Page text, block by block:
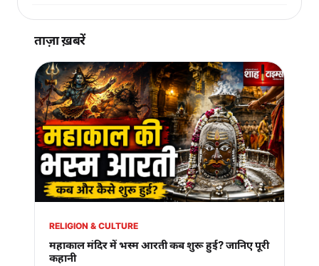
ताज़ा ख़बरें
RELIGION & CULTURE
महाकाल मंदिर में भस्म आरती कब शुरू हुई? जानिए पूरी
कहानी